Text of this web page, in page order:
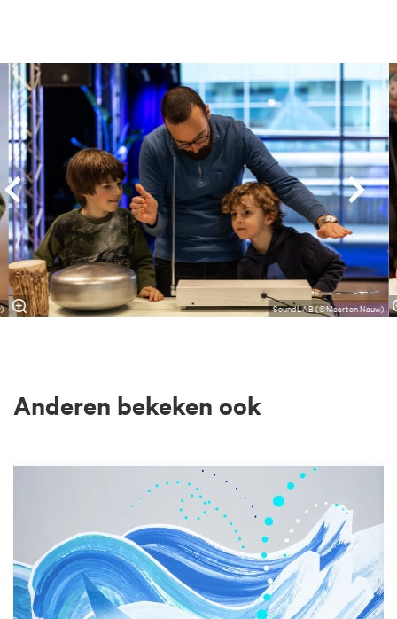
Overslaan
SoundLAB (©Maarten Nauw)
Anderen bekeken ook